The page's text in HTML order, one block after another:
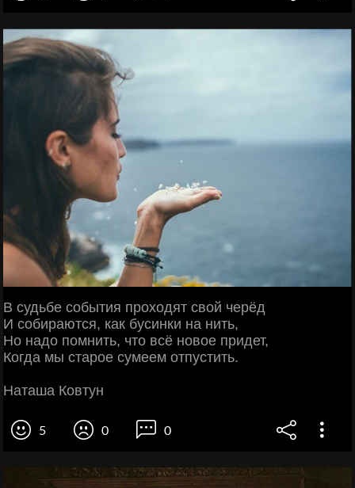
В судьбе события проходят свой черёд
И собираются, как бусинки на нить,
Но надо помнить, что всё новое придет,
Когда мы старое сумеем отпустить.
Наташа Ковтун
5 0 0